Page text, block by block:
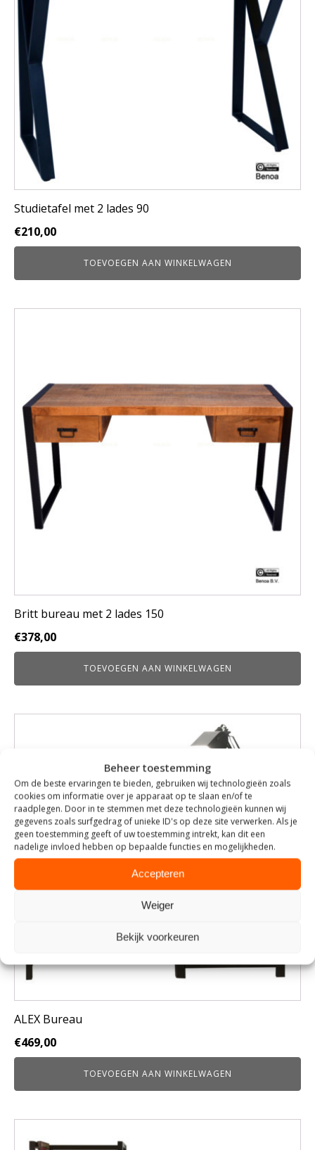
Beheer toestemming
Om de beste ervaringen te bieden, gebruiken wij technologieën zoals
cookies om informatie over je apparaat op te slaan en/of te
raadplegen. Door in te stemmen met deze technologieën kunnen wij
gegevens zoals surfgedrag of unieke ID's op deze site verwerken. Als je
geen toestemming geeft of uw toestemming intrekt, kan dit een
nadelige invloed hebben op bepaalde functies en mogelijkheden.
Accepteren
Weiger
Bekijk voorkeuren
Studietafel met 2 lades 90
€210,00
TOEVOEGEN AAN WINKELWAGEN
Britt bureau met 2 lades 150
€378,00
TOEVOEGEN AAN WINKELWAGEN
ALEX Bureau
€469,00
TOEVOEGEN AAN WINKELWAGEN